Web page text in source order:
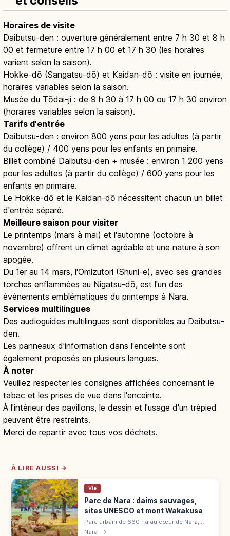
Horaires de visite
Daibutsu-den : ouverture généralement entre 7 h 30 et 8 h
00 et fermeture entre 17 h 00 et 17 h 30 (les horaires
varient selon la saison).
Hokke-dō (Sangatsu-dō) et Kaidan-dō : visite en journée,
horaires variables selon la saison.
Musée du Tōdai-ji : de 9 h 30 à 17 h 00 ou 17 h 30 environ
(horaires variables selon la saison).
Tarifs d'entrée
Daibutsu-den : environ 800 yens pour les adultes (à partir
du collège) / 400 yens pour les enfants en primaire.
Billet combiné Daibutsu-den + musée : environ 1 200 yens
pour les adultes (à partir du collège) / 600 yens pour les
enfants en primaire.
Le Hokke-dō et le Kaidan-dō nécessitent chacun un billet
d'entrée séparé.
Meilleure saison pour visiter
Le printemps (mars à mai) et l'automne (octobre à
novembre) offrent un climat agréable et une nature à son
apogée.
Du 1er au 14 mars, l'Omizutori (Shuni-e), avec ses grandes
torches enflammées au Nigatsu-dō, est l'un des
événements emblématiques du printemps à Nara.
Services multilingues
Des audioguides multilingues sont disponibles au Daibutsu-
den.
Les panneaux d'information dans l'enceinte sont
également proposés en plusieurs langues.
À noter
Veuillez respecter les consignes affichées concernant le
tabac et les prises de vue dans l'enceinte.
À l'intérieur des pavillons, le dessin et l'usage d'un trépied
peuvent être restreints.
Merci de repartir avec tous vos déchets.
À LIRE AUSSI →
Vie
Parc de Nara : daims sauvages,
sites UNESCO et mont Wakakusa
Parc urbain de 660 ha au cœur de Nara,
inauguré en 1880. Cerfs sika sauvages
Nara →